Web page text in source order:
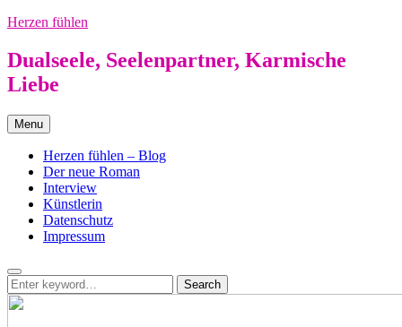
Skip
content
Herzen fühlen
Dualseele, Seelenpartner, Karmische
Liebe
Menu
Herzen fühlen – Blog
Der neue Roman
Interview
Künstlerin
Datenschutz
Impressum
Search
Search
for:
Search